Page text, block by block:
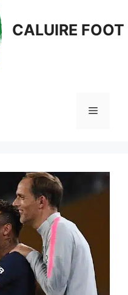
CALUIRE FOOT
Menu